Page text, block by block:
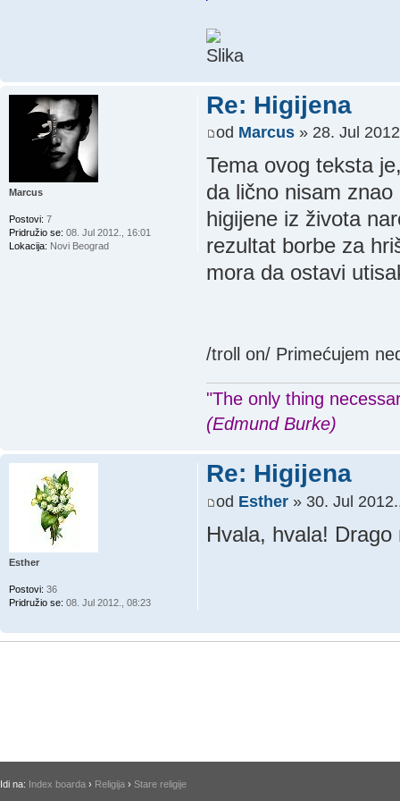
Re: Higijena
od Marcus» 28. Jul
Tema ovog teksta
da lično nisam
higijene iz života
rezultat borbe za
mora da ostavi
/troll on/ Primećujem
"The only thing
(Edmund Burke)
Marcus
Postovi: 7
Pridružio se: 08. Jul 2012., 16:01
Lokacija: Novi Beograd
Re: Higijena
od Esther» 30. Jul
Hvala, hvala!
Esther
Postovi: 36
Pridružio se: 08. Jul 2012., 08:23
Idi na: Index boarda › Religija › Stare religije